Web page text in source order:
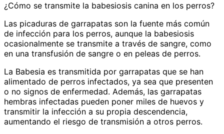
¿Cómo se transmite la babesiosis canina en los perros?
Las picaduras de garrapatas son la fuente más común
de infección para los perros, aunque la babesiosis
ocasionalmente se transmite a través de sangre, como
en una transfusión de sangre o en peleas de perros.
La Babesia es transmitida por garrapatas que se han
alimentado de perros infectados, ya sea que presenten
o no signos de enfermedad. Además, las garrapatas
hembras infectadas pueden poner miles de huevos y
transmitir la infección a su propia descendencia,
aumentando el riesgo de transmisión a otros perros.